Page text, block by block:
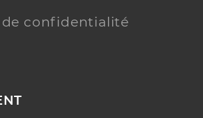
confidentialité